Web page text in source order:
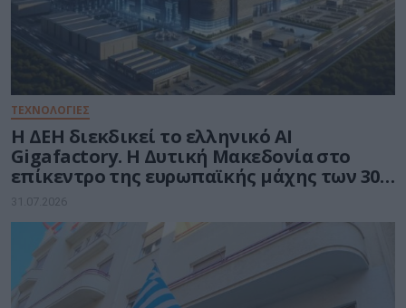
ΤΕΧΝΟΛΟΓΙΕΣ
Η ΔΕΗ διεκδικεί το ελληνικό AI
Gigafactory. Η Δυτική Μακεδονία στο
επίκεντρο της ευρωπαϊκής μάχης των 30
δισ. ευρώ για την Τεχνητή Νοημοσύνη
31.07.2026